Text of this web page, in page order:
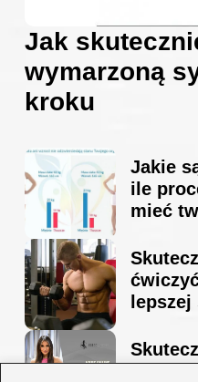
Jak
wymarzoną
kroku
Jakie
ile
mieć